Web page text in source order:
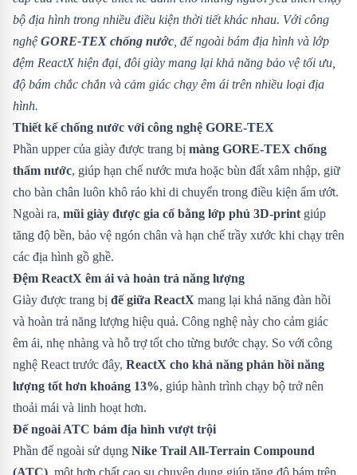
bộ địa hình trong nhiều điều kiện thời tiết khác nhau. Với công
nghệ GORE-TEX chống nước , đế ngoài bám địa hình và lớp
đệm ReactX hiện đại, đôi giày mang lại khả năng bảo vệ tối ưu,
độ bám chắc chắn và cảm giác chạy êm ái trên nhiều loại địa
hình.
Thiết kế chống nước với công nghệ GORE-TEX
Phần upper của giày được trang bị màng GORE-TEX chống
thấm nước, giúp hạn chế nước mưa hoặc bùn đất xâm nhập, giữ
cho bàn chân luôn khô ráo khi di chuyển trong điều kiện ẩm ướt.
Ngoài ra, mũi giày được gia cố bằng lớp phủ 3D-print giúp
tăng độ bền, bảo vệ ngón chân và hạn chế trầy xước khi chạy trên
các địa hình gồ ghề.
Đệm ReactX êm ái và hoàn trả năng lượng
Giày được trang bị đế giữa ReactX mang lại khả năng đàn hồi
và hoàn trả năng lượng hiệu quả. Công nghệ này cho cảm giác
êm ái, nhẹ nhàng và hỗ trợ tốt cho từng bước chạy. So với công
nghệ React trước đây, ReactX cho khả năng phản hồi năng
lượng tốt hơn khoảng 13%, giúp hành trình chạy bộ trở nên
thoải mái và linh hoạt hơn.
Đế ngoài ATC bám địa hình vượt trội
Phần đế ngoài sử dụng Nike Trail All-Terrain Compound
(ATC), một hợp chất cao su chuyên dụng giúp tăng độ bám trên